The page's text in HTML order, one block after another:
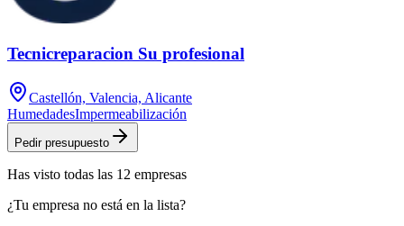
Tecnicreparacion Su profesional
Castellón, Valencia, Alicante
HumedadesImpermeabilización
Pedir presupuesto
Has visto todas las 12 empresas
¿Tu empresa no está en la lista?